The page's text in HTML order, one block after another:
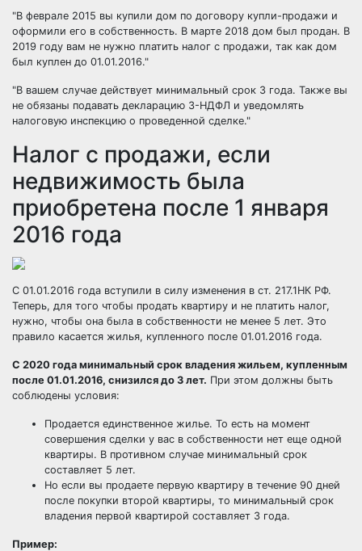
В феврале 2015 вы купили дом по договору купли-продажи и
оформили его в собственность. В марте 2018 дом был продан. В
2019 году вам не нужно платить налог с продажи, так как дом
был куплен до 01.01.2016.
В вашем случае действует минимальный срок 3 года. Также вы
не обязаны подавать декларацию 3-НДФЛ и уведомлять
налоговую инспекцию о проведенной сделке.
Налог с продажи, если
недвижимость была
приобретена после 1 января
2016 года
С 01.01.2016 года вступили в силу изменения в ст. 217.1НК РФ.
Теперь, для того чтобы продать квартиру и не платить налог,
нужно, чтобы она была в собственности не менее 5 лет. Это
правило касается жилья, купленного после 01.01.2016 года.
С 2020 года минимальный срок владения жильем, купленным
после 01.01.2016, снизился до 3 лет. При этом должны быть
соблюдены условия:
Продается единственное жилье. То есть на момент
совершения сделки у вас в собственности нет еще одной
квартиры. В противном случае минимальный срок
составляет 5 лет.
Но если вы продаете первую квартиру в течение 90 дней
после покупки второй квартиры, то минимальный срок
владения первой квартирой составляет 3 года.
Пример: